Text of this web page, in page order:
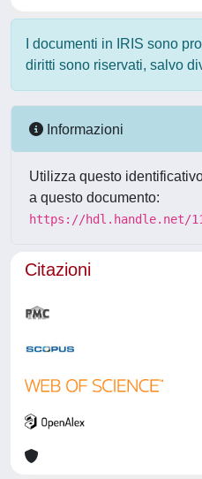
I documenti in IRIS sono
diritti sono riservati, salvo
Informazioni
Utilizza questo
a questo documento:
https://hdl.handle.net/
Citazioni